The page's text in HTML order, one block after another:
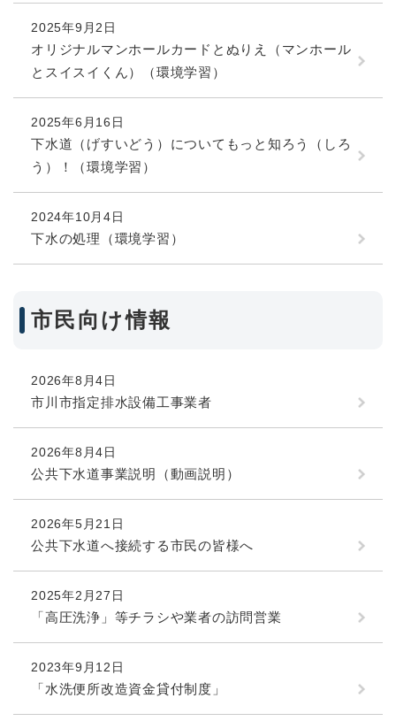
2025年9月2日
オリジナルマンホールカードとぬりえ（マンホール
とスイスイくん）（環境学習）
2025年6月16日
下水道（げすいどう）についてもっと知ろう（しろ
う）！（環境学習）
2024年10月4日
下水の処理（環境学習）
市民向け情報
2026年8月4日
市川市指定排水設備工事業者
2026年8月4日
公共下水道事業説明（動画説明）
2026年5月21日
公共下水道へ接続する市民の皆様へ
2025年2月27日
「高圧洗浄」等チラシや業者の訪問営業
2023年9月12日
「水洗便所改造資金貸付制度」